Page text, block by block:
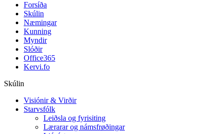
Forsíða
Skúlin
Næmingar
Kunning
Myndir
Slóðir
Office365
Kervi.fo
Skúlin
Visiónir & Virðir
Starvsfólk
Leiðsla og fyrisiting
Lærarar og námsfrøðingar